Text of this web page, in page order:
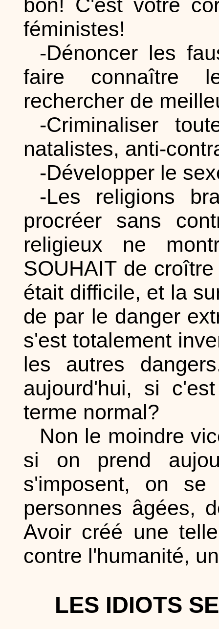
bon! C'est votre
féministes!
-Dénoncer les
faire connaître
rechercher de
-Criminaliser
natalistes, anti-
-Développer le
-Les religions
procréer sans
religieux ne
SOUHAIT de
était difficile, et la
de par le danger
s'est totalement
les autres
aujourd'hui, si
terme normal?
Non le moindre
si on prend
s'imposent, on
personnes âgées,
Avoir créé une
contre l'humanité,
LES IDIOTS